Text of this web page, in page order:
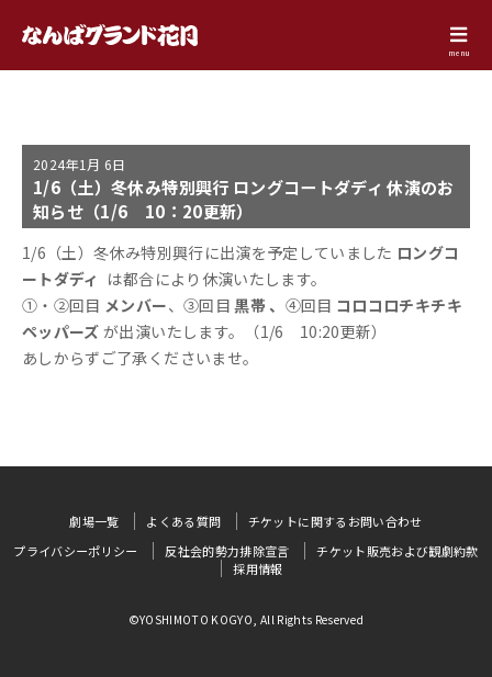
menu
2024年1月 6日
1/6（土）冬休み特別興行 ロングコートダディ 休演のお
知らせ（1/6 10：20更新）
1/6（土）冬休み特別興行に出演を予定していました ロングコ
ートダディ は都合により休演いたします。
①・②回目 メンバー、③回目黒帯 、 ④回目 コロコロチキチキ
ペッパーズ が出演いたします。（1/6 10:20更新）
あしからずご了承くださいませ。
劇場一覧 よくある質問
チケットに関するお問い合わせ
プライバシーポリシー
反社会的勢力排除宣言
チケット販売および観劇約款
採用情報
©YOSHIMOTO KOGYO, All Rights Reserved